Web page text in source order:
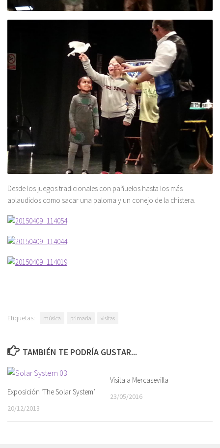
Desde los juegos tradicionales con pañuelos hasta los más
aplaudidos como sacar una paloma y un conejo de la chistera.
Etiquetas: música primaria visitas
TAMBIÉN TE PODRÍA GUSTAR...
Exposición ‘The Solar System’
20/12/2013
Visita a Mercasevilla
23/05/2016